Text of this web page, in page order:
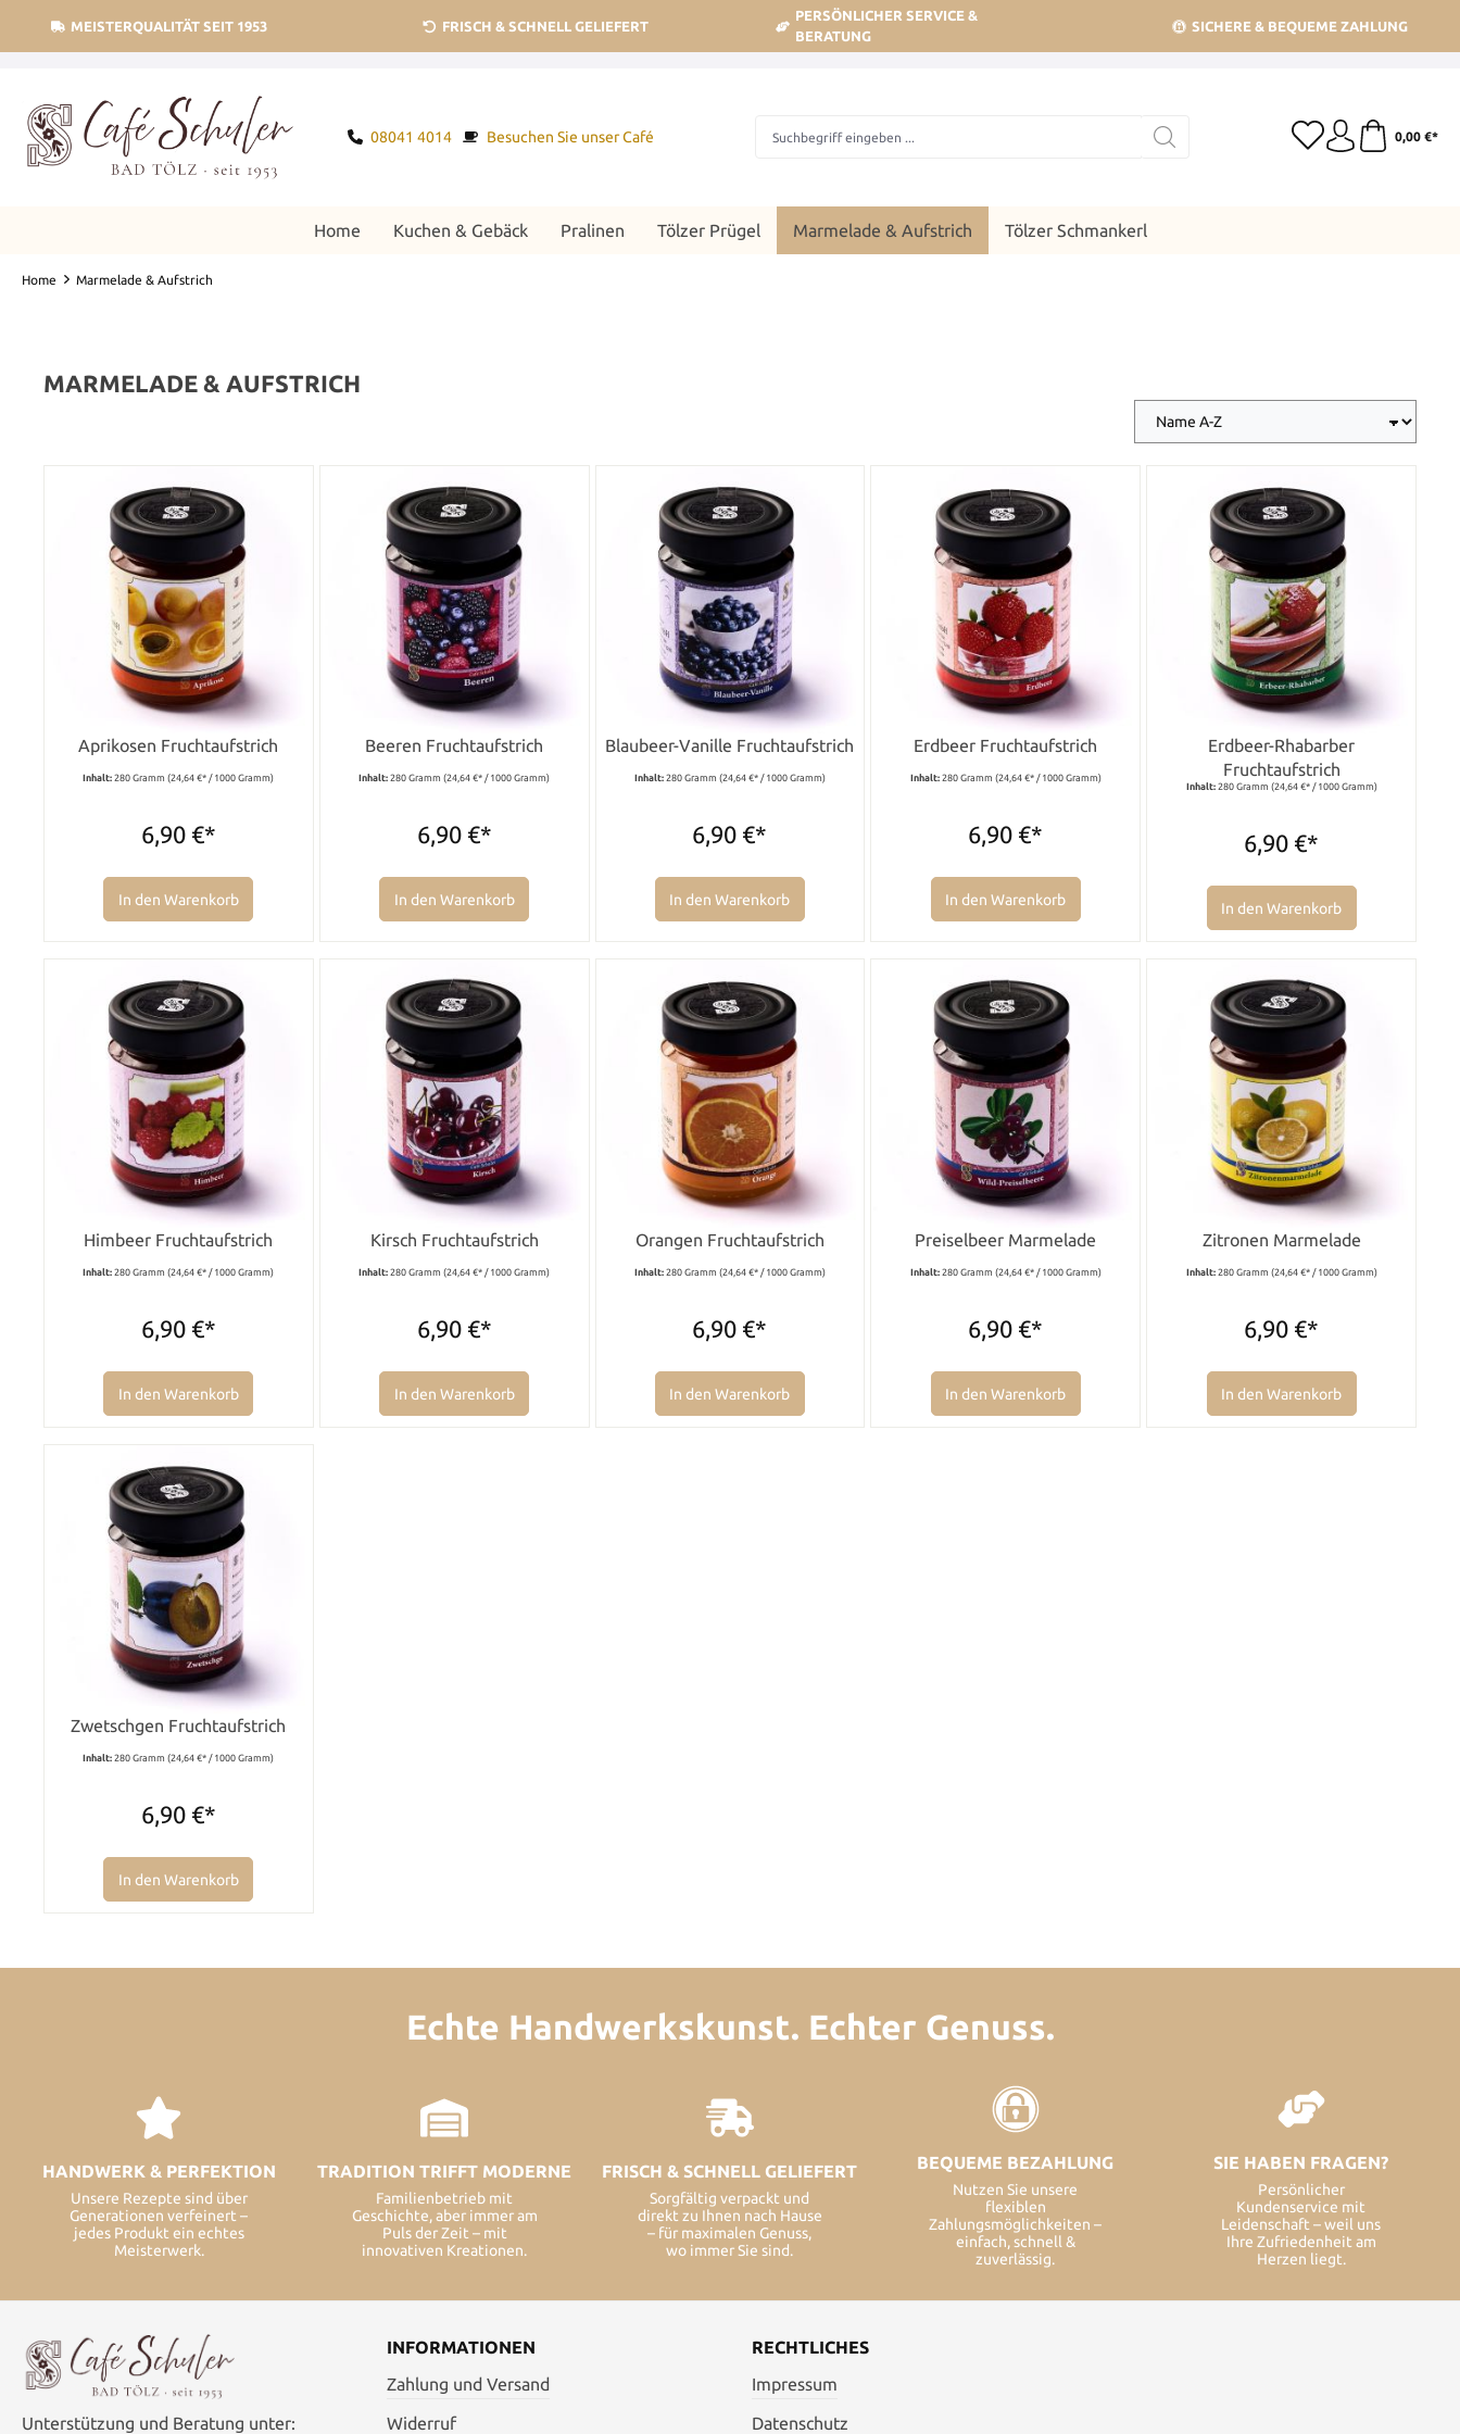
Zur Hauptnavigation springen
MEISTERQUALITÄT SEIT 1953 FRISCH & SCHNELL GELIEFERT
PERSÖNLICHER SERVICE &
BERATUNG
SICHERE & BEQUEME ZAHLUNG
08041 4014 Besuchen Sie unser Café 0,00 €*
Home Kuchen & Gebäck Pralinen Tölzer Prügel Marmelade & Aufstrich Tölzer Schmankerl
Home Marmelade & Aufstrich
MARMELADE & AUFSTRICH
Aprikosen Fruchtaufstrich
Inhalt:280 Gramm(24,64 €* / 1000 Gramm)
6,90 €*
In den Warenkorb
Beeren Fruchtaufstrich
Inhalt:280 Gramm(24,64 €* / 1000 Gramm)
6,90 €*
In den Warenkorb
Blaubeer-Vanille Fruchtaufstrich
Inhalt: 280 Gramm (24,64 €* / 1000 Gramm)
6,90 €*
In den Warenkorb
Erdbeer Fruchtaufstrich
Inhalt: 280 Gramm (24,64 €* / 1000 Gramm)
6,90 €*
In den Warenkorb
Erdbeer-Rhabarber
Fruchtaufstrich
Inhalt: 280 Gramm (24,64 €* / 1000 Gramm)
6,90 €*
In den Warenkorb
Himbeer Fruchtaufstrich
Inhalt:280 Gramm(24,64 €* / 1000 Gramm)
6,90 €*
In den Warenkorb
Kirsch Fruchtaufstrich
Inhalt:280 Gramm(24,64 €* / 1000 Gramm)
6,90 €*
In den Warenkorb
Orangen Fruchtaufstrich
Inhalt: 280 Gramm (24,64 €* / 1000 Gramm)
6,90 €*
In den Warenkorb
Preiselbeer Marmelade
Inhalt: 280 Gramm (24,64 €* / 1000 Gramm)
6,90 €*
In den Warenkorb
Zitronen Marmelade
Inhalt: 280 Gramm (24,64 €* / 1000 Gramm)
6,90 €*
In den Warenkorb
Zwetschgen Fruchtaufstrich
Inhalt:280 Gramm(24,64 €* / 1000 Gramm)
6,90 €*
In den Warenkorb
Echte Handwerkskunst. Echter Genuss.
HANDWERK & PERFEKTION
Unsere Rezepte sind über
Generationen verfeinert –
jedes Produkt ein echtes
Meisterwerk.
TRADITION TRIFFT MODERNE
Familienbetrieb mit
Geschichte, aber immer am
Puls der Zeit – mit
innovativen Kreationen.
FRISCH & SCHNELL GELIEFERT
Sorgfältig verpackt und
direkt zu Ihnen nach Hause
– für maximalen Genuss,
wo immer Sie sind.
BEQUEME BEZAHLUNG
Nutzen Sie unsere
flexiblen
Zahlungsmöglichkeiten –
einfach, schnell &
zuverlässig.
SIE HABEN FRAGEN?
Persönlicher
Kundenservice mit
Leidenschaft – weil uns
Ihre Zufriedenheit am
Herzen liegt.
Unterstützung und Beratung unter:
INFORMATIONEN
Zahlung und Versand
Widerruf
RECHTLICHES
Impressum
Datenschutz